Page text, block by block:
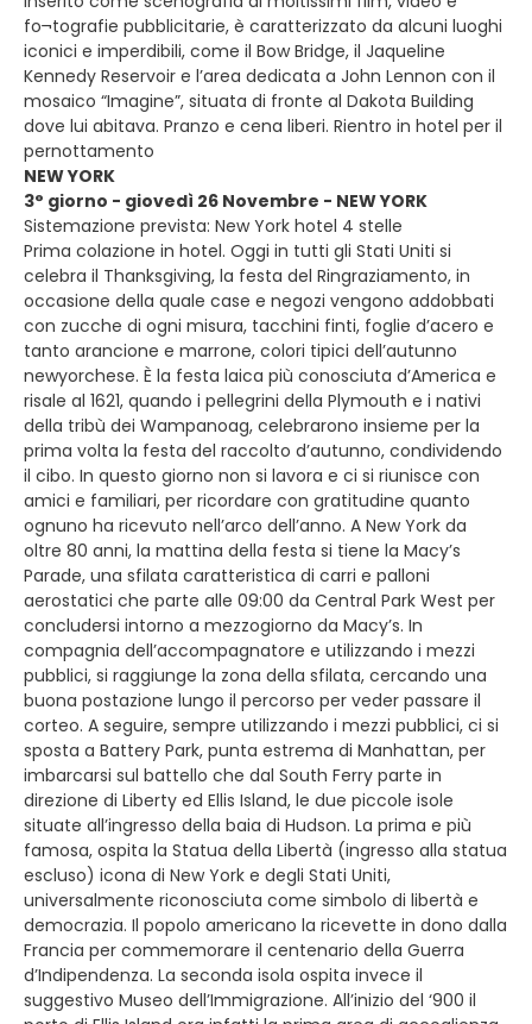
fo¬tografie pubblicitarie, è caratterizzato da alcuni luoghi
iconici e imperdibili, come il Bow Bridge, il Jaqueline
Kennedy Reservoir e l’area dedicata a John Lennon con il
mosaico “Imagine”, situata di fronte al Dakota Building
dove lui abitava. Pranzo e cena liberi. Rientro in hotel per il
pernottamento
NEW YORK
3° giorno - giovedì 26 Novembre - NEW YORK
Sistemazione prevista: New York hotel 4 stelle
Prima colazione in hotel. Oggi in tutti gli Stati Uniti si
celebra il Thanksgiving, la festa del Ringraziamento, in
occasione della quale case e negozi vengono addobbati
con zucche di ogni misura, tacchini finti, foglie d’acero e
tanto arancione e marrone, colori tipici dell’autunno
newyorchese. È la festa laica più conosciuta d’America e
risale al 1621, quando i pellegrini della Plymouth e i nativi
della tribù dei Wampanoag, celebrarono insieme per la
prima volta la festa del raccolto d’autunno, condividendo
il cibo. In questo giorno non si lavora e ci si riunisce con
amici e familiari, per ricordare con gratitudine quanto
ognuno ha ricevuto nell’arco dell’anno. A New York da
oltre 80 anni, la mattina della festa si tiene la Macy’s
Parade, una sfilata caratteristica di carri e palloni
aerostatici che parte alle 09:00 da Central Park West per
concludersi intorno a mezzogiorno da Macy’s. In
compagnia dell’accompagnatore e utilizzando i mezzi
pubblici, si raggiunge la zona della sfilata, cercando una
buona postazione lungo il percorso per veder passare il
corteo. A seguire, sempre utilizzando i mezzi pubblici, ci si
sposta a Battery Park, punta estrema di Manhattan, per
imbarcarsi sul battello che dal South Ferry parte in
direzione di Liberty ed Ellis Island, le due piccole isole
situate all’ingresso della baia di Hudson. La prima e più
famosa, ospita la Statua della Libertà (ingresso alla statua
escluso) icona di New York e degli Stati Uniti,
universalmente riconosciuta come simbolo di libertà e
democrazia. Il popolo americano la ricevette in dono dalla
Francia per commemorare il centenario della Guerra
d’Indipendenza. La seconda isola ospita invece il
suggestivo Museo dell’Immigrazione. All’inizio del ‘900 il